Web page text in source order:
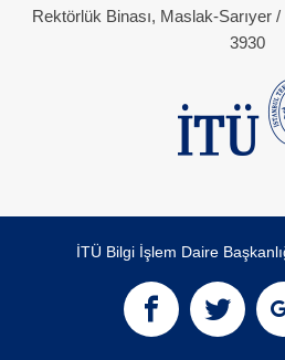
Rektörlük Binası, Maslak-Sarıyer
3930
İTÜ Bilgi İşlem Daire